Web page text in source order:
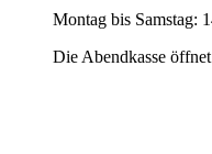
Montag bis Samstag:
Die Abendkasse